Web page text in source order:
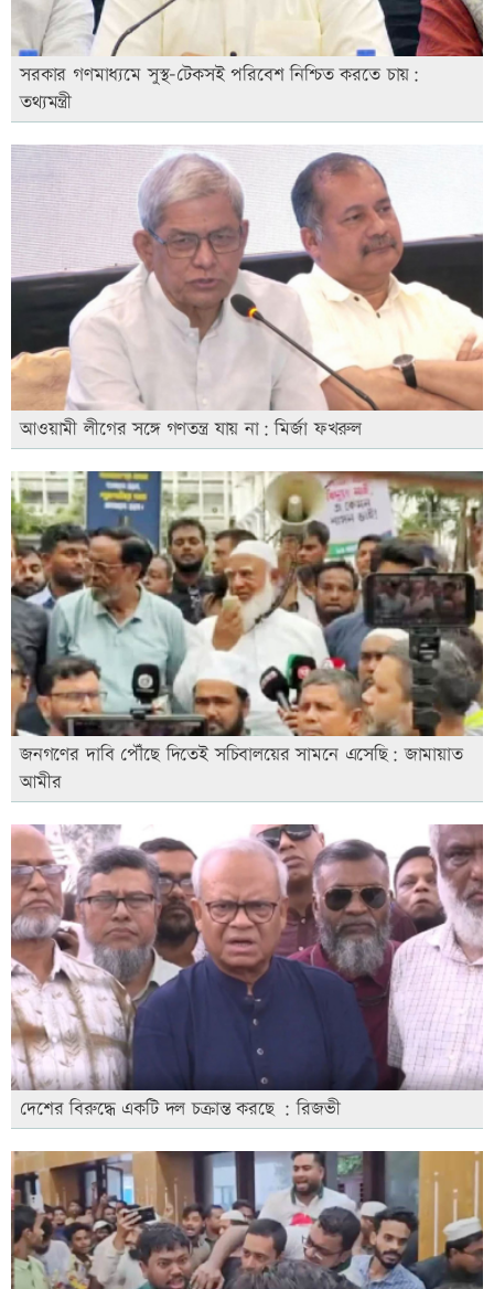
সরকার গণমাধ্যমে সুস্থ-টেকসই পরিবেশ নিশ্চিত করতে চায়:
তথ্যমন্ত্রী
আওয়ামী লীগের সঙ্গে গণতন্ত্র যায় না: মির্জা ফখরুল
জনগণের দাবি পৌঁছে দিতেই সচিবালয়ের সামনে এসেছি: জামায়াত
আমীর
দেশের বিরুদ্ধে একটি দল চক্রান্ত করছে : রিজভী